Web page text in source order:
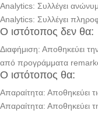
Analytics: Συλλέγει
Analytics: Συλλέγει
Ο ιστότοπος δεν θα:
Διαφήμιση: Αποθηκεύει
από προγράμματα
Ο ιστότοπος θα:
Απαραίτητα: Αποθηκεύει
Απαραίτητα: Αποθηκεύει